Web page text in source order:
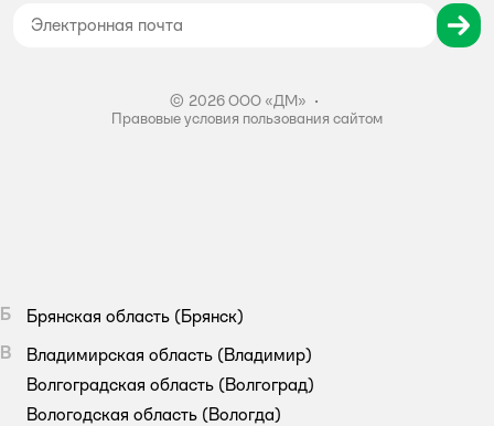
Правила бонусной программы
© 2026 ООО «ДМ» •
Правовые условия пользования сайтом
Б Брянская область (Брянск)
В
Владимирская область (Владимир)
Волгоградская область (Волгоград)
Вологодская область (Вологда)